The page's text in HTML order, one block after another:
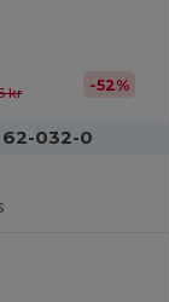
kr -52%
032-0